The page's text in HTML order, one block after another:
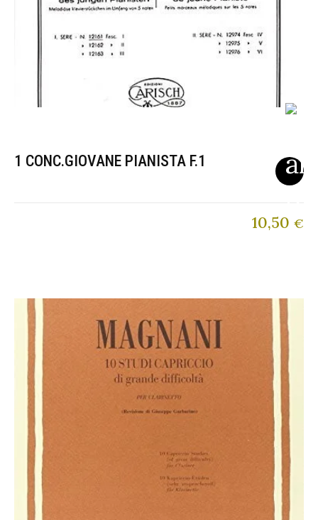
1 CONC.GIOVANE PIANISTA F.1
10,50 €